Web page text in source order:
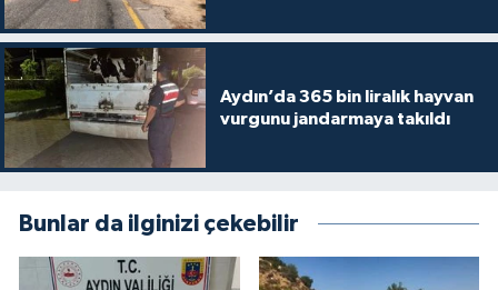
Aydın’da 365 bin liralık hayvan
vurgunu jandarmaya takıldı
Bunlar da ilginizi çekebilir